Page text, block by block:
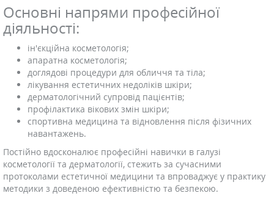
Основні напрями професійної
діяльності:
ін'єкційна косметологія;
апаратна косметологія;
доглядові процедури для обличчя та тіла;
лікування естетичних недоліків шкіри;
дерматологічний супровід пацієнтів;
профілактика вікових змін шкіри;
спортивна медицина та відновлення після фізичних
навантажень.
Постійно вдосконалює професійні навички в галузі
косметології та дерматології, стежить за сучасними
протоколами естетичної медицини та впроваджує у практику
методики з доведеною ефективністю та безпекою.